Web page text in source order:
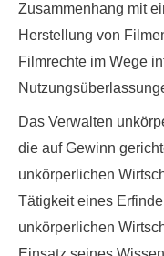
Zusammenhang mit
Herstellung von
Filmrechte im Wege
Das Verwalten
die auf Gewinn
unkörperlichen
Tätigkeit eines
unkörperlichen